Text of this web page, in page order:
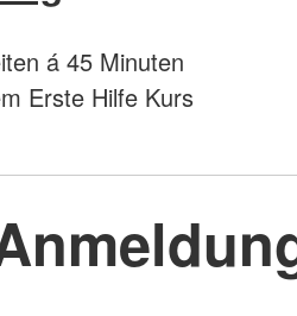
á 45 Minuten
Erste Hilfe Kurs